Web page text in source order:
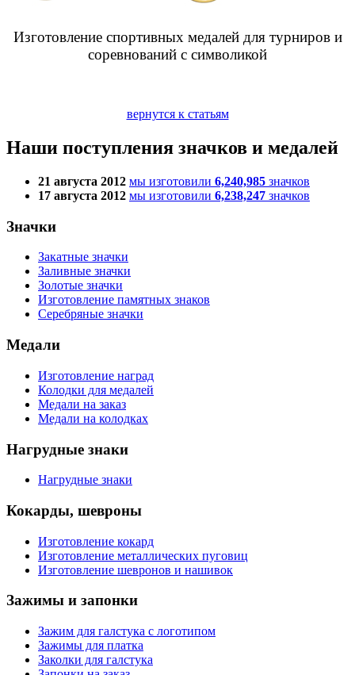
Изготовление спортивных медалей для турниров и
соревнований с символикой
вернутся к статьям
Наши поступления значков и медалей
21 августа 2012 мы изготовили 6,240,985 значков
17 августа 2012 мы изготовили 6,238,247 значков
Значки
Закатные значки
Заливные значки
Золотые значки
Изготовление памятных знаков
Серебряные значки
Медали
Изготовление наград
Колодки для медалей
Медали на заказ
Медали на колодках
Нагрудные знаки
Нагрудные знаки
Кокарды, шевроны
Изготовление кокард
Изготовление металлических пуговиц
Изготовление шевронов и нашивок
Зажимы и запонки
Зажим для галстука с логотипом
Зажимы для платка
Заколки для галстука